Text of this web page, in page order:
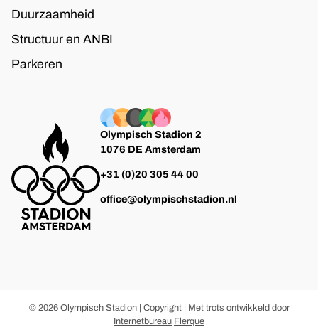
Duurzaamheid
Structuur en ANBI
Parkeren
Olympisch Stadion 2
1076 DE Amsterdam
+31 (0)20 305 44 00
office@olympischstadion.nl
© 2026 Olympisch Stadion | Copyright | Met trots ontwikkeld door
Internetbureau Flerque